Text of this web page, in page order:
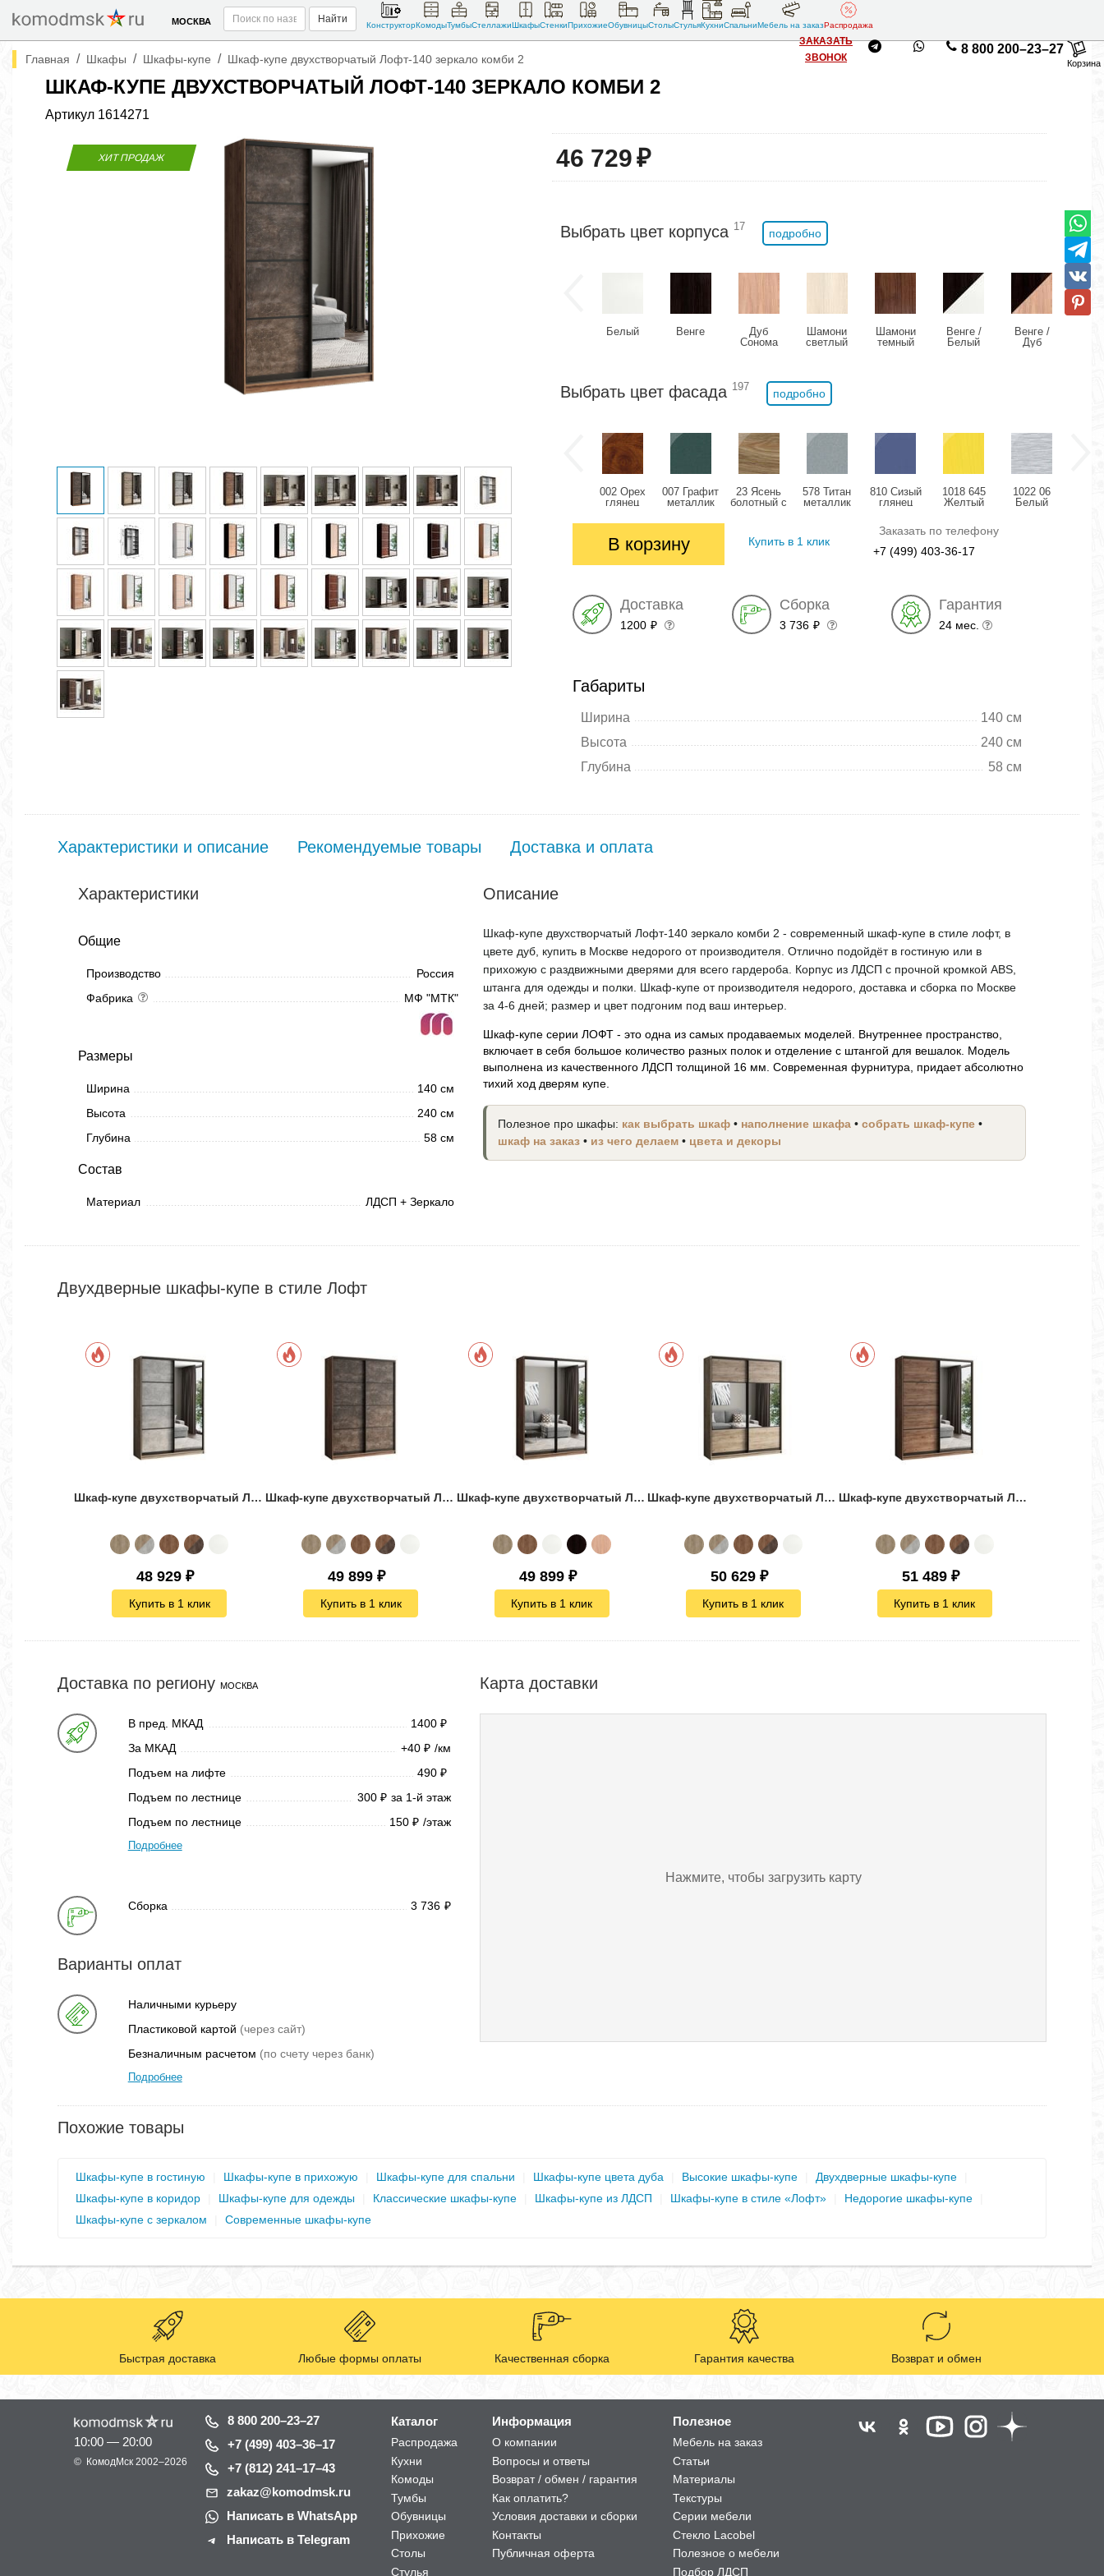
МОСКВА Найти
КонструкторКомодыТумбыСтеллажиШкафыСтенкиПрихожиеОбувницыСтолыСтульяКухниСпальниМебель на заказРаспродажа
ЗАКАЗАТЬ
ЗВОНОК
8 800 200–23–27
Корзина
Главная / Шкафы / Шкафы-купе / Шкаф-купе двухстворчатый Лофт-140 зеркало комби 2
ШКАФ-КУПЕ ДВУХСТВОРЧАТЫЙ ЛОФТ-140 ЗЕРКАЛО КОМБИ 2
Артикул 1614271
ХИТ ПРОДАЖ 46 729₽
Выбрать цвет корпуса 17
подробно
Белый Венге
Дуб
Сонома
Шамони
светлый
Шамони
темный
Венге /
Белый
Венге /
Дуб
Выбрать цвет фасада 197
подробно
002 Орех
глянец
007 Графит
металлик
23 Ясень
болотный с
578 Титан
металлик
810 Сизый
глянец
1018 645
Желтый
глянец
1022 06
Белый
В корзину Купить в 1 клик
Заказать по телефону
+7 (499) 403-36-17
Доставка
1200 ₽
Сборка
3 736 ₽
Гарантия
24 мес.
Габариты
Ширина
140 см
Высота
240 см
Глубина
58 см
Характеристики и описание Рекомендуемые товары Доставка и оплата
Характеристики
Общие
Производство
Россия
Фабрика
МФ "МТК"
Размеры
Ширина
140 см
Высота
240 см
Глубина
58 см
Состав
Материал ЛДСП + Зеркало
Описание
Шкаф-купе двухстворчатый Лофт-140 зеркало комби 2 - современный шкаф-купе в стиле лофт, в
цвете дуб, купить в Москве недорого от производителя. Отлично подойдёт в гостиную или в
прихожую с раздвижными дверями для всего гардероба. Корпус из ЛДСП с прочной кромкой ABS,
штанга для одежды и полки. Шкаф-купе от производителя недорого, доставка и сборка по Москве
за 4-6 дней; размер и цвет подгоним под ваш интерьер.
Шкаф-купе серии ЛОФТ - это одна из самых продаваемых моделей. Внутреннее пространство,
включает в себя большое количество разных полок и отделение с штангой для вешалок. Модель
выполнена из качественного ЛДСП толщиной 16 мм. Современная фурнитура, придает абсолютно
тихий ход дверям купе.
Полезное про шкафы: как выбрать шкаф • наполнение шкафа •собрать шкаф-купе •
шкаф на заказ • из чего делаем • цвета и декоры
Двухдверные шкафы-купе в стиле Лофт
Шкаф-купе двухстворчатый Лофт-160 зеркало комби 2
48 929 ₽
Купить в 1 клик
Шкаф-купе двухстворчатый Лофт-170
49 899 ₽
Купить в 1 клик
Шкаф-купе двухстворчатый Лофт-170 зеркало
49 899 ₽
Купить в 1 клик
Шкаф-купе двухстворчатый Лофт-180 зеркало комби 1
50 629 ₽
Купить в 1 клик
Шкаф-купе двухстворчатый Лофт-190 зеркало комби 2
51 489 ₽
Купить в 1 клик
Доставка по региону МОСКВА
В пред. МКАД 1400 ₽
За МКАД +40 ₽ /км
Подъем на лифте
490 ₽
Подъем по лестнице 300 ₽ за 1-й этаж
Подъем по лестнице
150 ₽ /этаж
Подробнее
Сборка 3 736 ₽
Варианты оплат
Наличными курьеру
Пластиковой картой (через сайт)
Безналичным расчетом (по счету через банк)
Подробнее
Карта доставки
Нажмите, чтобы загрузить карту
Похожие товары
Шкафы-купе в гостиную Шкафы-купе в прихожую Шкафы-купе для спальни Шкафы-купе цвета дуба Высокие шкафы-купе Двухдверные шкафы-купе
Шкафы-купе в коридор
Шкафы-купе для одежды Классические шкафы-купе Шкафы-купе из ЛДСП Шкафы-купе в стиле «Лофт» Недорогие шкафы-купе
Шкафы-купе с зеркалом
Современные шкафы-купе
Быстрая доставка Любые формы оплаты Качественная сборка Гарантия качества Возврат и обмен
10:00 — 20:00
© КомодМск 2002–2026
8 800 200–23–27
+7 (499) 403–36–17
+7 (812) 241–17–43
zakaz@komodmsk.ru
Написать в WhatsApp
Написать в Telegram
Каталог
Распродажа
Кухни
Комоды
Тумбы
Обувницы
Прихожие
Столы
Стулья
Информация
О компании
Вопросы и ответы
Возврат / обмен / гарантия
Как оплатить?
Условия доставки и сборки
Контакты
Публичная оферта
Полезное
Мебель на заказ
Статьи
Материалы
Текстуры
Серии мебели
Стекло Lacobel
Полезное о мебели
Подбор ЛДСП